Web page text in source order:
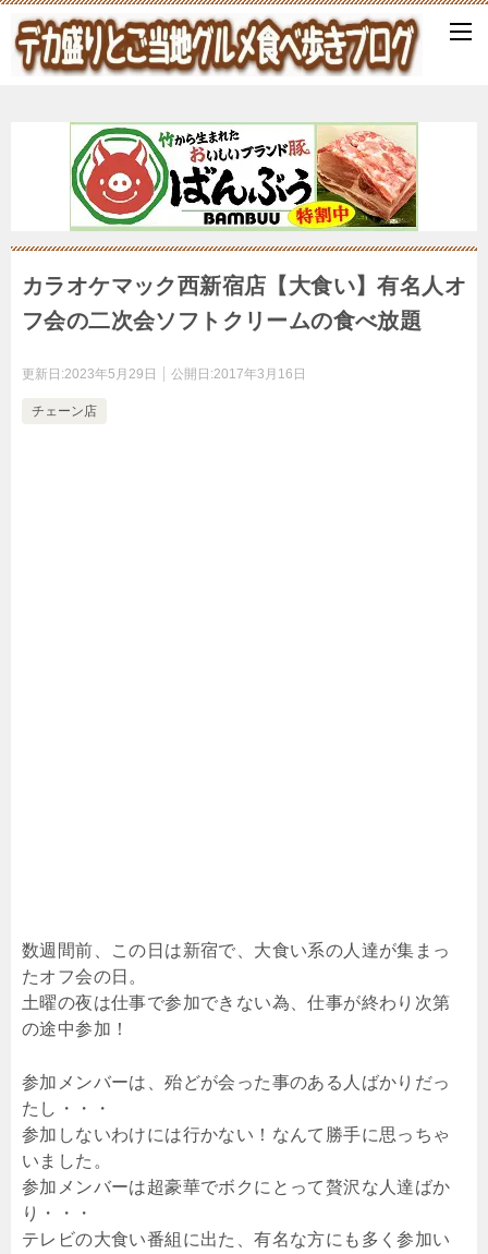
カラオケマック西新宿店【大食い】有名人オ
フ会の二次会ソフトクリームの食べ放題
更新日:2023年5月29日 公開日:2017年3月16日
チェーン店
数週間前、この日は新宿で、大食い系の人達が集まっ
たオフ会の日。
土曜の夜は仕事で参加できない為、仕事が終わり次第
の途中参加！
参加メンバーは、殆どが会った事のある人ばかりだっ
たし・・・
参加しないわけには行かない！なんて勝手に思っちゃ
いました。
参加メンバーは超豪華でボクにとって贅沢な人達ばか
り・・・
テレビの大食い番組に出た、有名な方にも多く参加い